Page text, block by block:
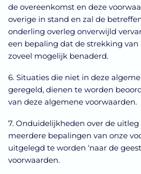
de overeenkomst en deze
overige in stand en zal de
onderling overleg onverwijld
een bepaling dat de strekking
zoveel mogelijk benaderd.
6. Situaties die niet in deze
geregeld, dienen te worden
van deze algemene voorwaarden.
7. Onduidelijkheden over de
meerdere bepalingen van onze
uitgelegd te worden ‘naar de
voorwaarden.